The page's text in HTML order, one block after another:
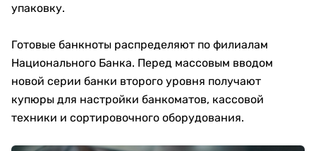
упаковку.
Готовые банкноты распределяют по филиалам
Национального Банка. Перед массовым вводом
новой серии банки второго уровня получают
купюры для настройки банкоматов, кассовой
техники и сортировочного оборудования.